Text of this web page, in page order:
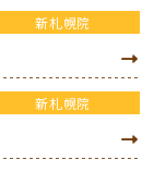
新札幌院
新札幌院